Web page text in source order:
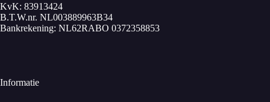
KvK: 83913424
B.T.W.nr. NL003889963B34
Bankrekening: NL62RABO 0372358853
Informatie